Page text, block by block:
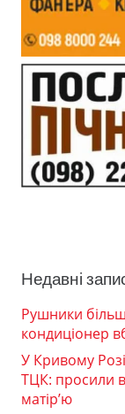
Недавні
Рушники
кондиціонер
У Кривому
ТЦК: просили
матір’ю